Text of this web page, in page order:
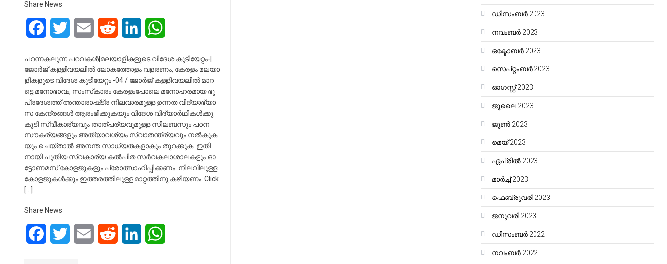
Share News
FacebookTwitter Email Reddit LinkedIn
പറന്നകലുന്ന പറവകൾ|മ​​​ല​​​യാ​​​ളി​​​ക​​​ളു​​​ടെ വി​​​ദേ​​​ശ കു​​​ടി​​​യേ​​​റ്റം-|
ജോ​​​ർ​​​ജ് ക​​​ള്ളി​​​വ​​​യ​​​ലി​​​ൽ ലോകത്തോളം വളരണം, കേരളം മ​​​ല​​​യാ​​​
ളി​​​ക​​​ളു​​​ടെ വി​​​ദേ​​​ശ കു​​​ടി​​​യേ​​​റ്റം -04 / ജോ​ര്‍​ജ് ക​ള്ളി​വ​യ​ലി​ല്‍ മാ​റ​
ട്ടെ മ​നോ​ഭാ​വം, സം​സ്‌​കാ​രം കേ​ര​ളം​പോ​ലെ മ​നോ​ഹ​ര​മാ​യ ഭൂ​
പ്ര​ദേ​ശ​ത്ത് അ​ന്താ​രാ​ഷ്‌​ട്ര നി​ല​വാ​ര​മു​ള്ള ഉ​ന്ന​ത വി​ദ്യാ​ഭ്യാ​
സ കേ​ന്ദ്ര​ങ്ങ​ള്‍ ആ​രം​ഭി​ക്കു​ക​യും വി​ദേ​ശ വി​ദ്യാ​ര്‍​ഥി​ക​ള്‍​ക്കു​
കൂ​ടി സ്വീ​കാ​ര്യ​വും താ​ത്പ​ര്യ​വു​മു​ള്ള സി​ല​ബ​സും പ​ഠ​ന
സൗ​ക​ര്യ​ങ്ങ​ളും അ​ത്യാ​വ​ശ്യം സ്വാ​ത​ന്ത്ര്യ​വും ന​ല്‍​കു​ക​
യും ചെ​യ്താ​ല്‍ അ​ന​ന്ത സാ​ധ്യ​ത​ക​ളാ​കും തു​റ​ക്കു​ക. ഇ​തി​
നാ​യി പു​തി​യ സ്വ​കാ​ര്യ ക​ല്‍​പി​ത സ​ര്‍​വ​ക​ലാ​ശാ​ല​ക​ളും ഓ​
ട്ടോ​ണ​മ​സ് കോ​ള​ജു​ക​ളും പ്രോ​ത്സാ​ഹി​പ്പി​ക്ക​ണം. നി​ല​വി​ലു​ള്ള
കോ​ള​ജു​ക​ള്‍​ക്കും ഇ​ത്ത​ര​ത്തി​ലു​ള്ള മാ​റ്റ​ത്തി​നു ക​ഴി​യ​ണം. Click
[…]
Share News
FacebookTwitter Email Reddit LinkedIn
ഡിസംബർ 2023
നവംബർ 2023
ഒക്ടോബർ 2023
സെപ്റ്റംബർ 2023
ഓഗസ്റ്റ്‌ 2023
ജൂലൈ 2023
ജൂൺ 2023
മെയ്‌ 2023
ഏപ്രിൽ 2023
മാർച്ച്‌ 2023
ഫെബ്രുവരി 2023
ജനുവരി 2023
ഡിസംബർ 2022
നവംബർ 2022